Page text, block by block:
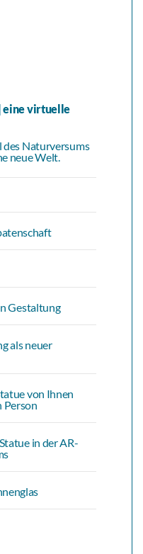
eine virtuelle
des Naturversums
neue Welt.
Gestaltung
als neuer
von Ihnen
Person
in der AR-